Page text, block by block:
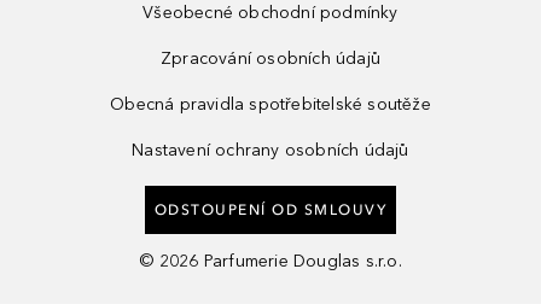
Všeobecné obchodní podmínky
Zpracování osobních údajů
Obecná pravidla spotřebitelské soutěže
Nastavení ochrany osobních údajů
ODSTOUPENÍ OD SMLOUVY
© 2026 Parfumerie Douglas s.r.o.